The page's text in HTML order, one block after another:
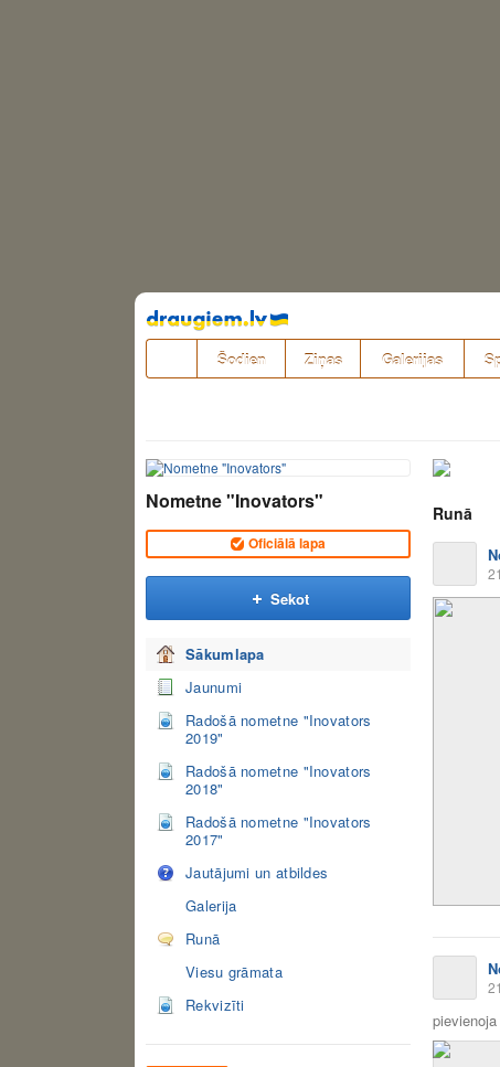
Pāriet
uz
saturu
Šodien Ziņas Galerijas
Nometne "Inovators"
Oficiālā lapa
Sekot
Sākumlapa
Jaunumi
Radošā nometne "Inovators
2019"
Radošā nometne "Inovators
2018"
Radošā nometne "Inovators
2017"
Jautājumi un atbildes
Galerija
Runā
Viesu grāmata
Rekvizīti
Runā